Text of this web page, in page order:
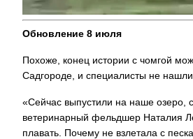
Обновление 8 июля
Похоже, конец истории с чомгой
Садгороде, и специалисты не
«Сейчас выпустили на наше озеро,
ветеринарный фельдшер Наталия
плавать. Почему не взлетала с